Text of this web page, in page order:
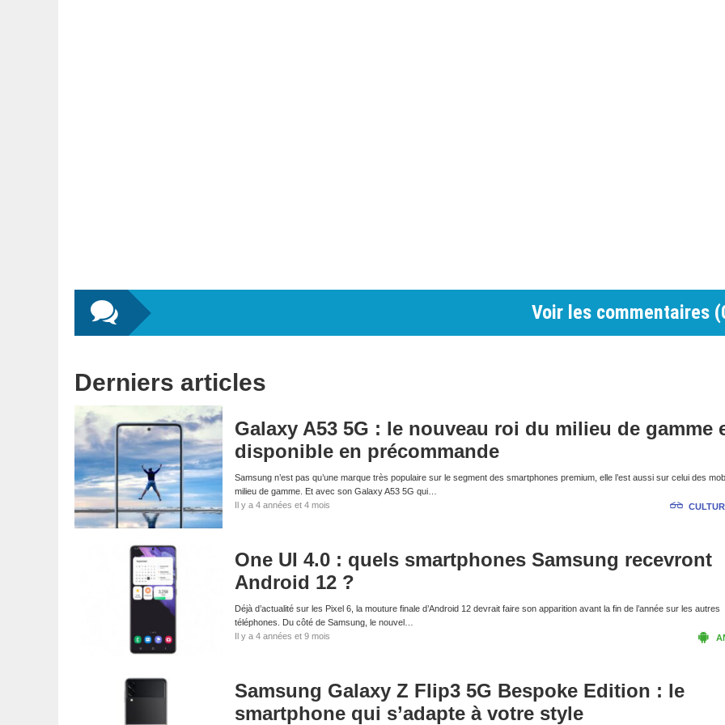
Voir les commentaires (
Derniers articles
Galaxy A53 5G : le nouveau roi du milieu de gamme
disponible en précommande
Samsung n’est pas qu’une marque très populaire sur le segment des smartphones premium, elle l’est aussi sur celui des
milieu de gamme. Et avec son Galaxy A53 5G qui…
Il y a 4 années et 4 mois
One UI 4.0 : quels smartphones Samsung recevront
Android 12 ?
Déjà d’actualité sur les Pixel 6, la mouture finale d’Android 12 devrait faire son apparition avant la fin de l’année sur les autres
téléphones. Du côté de Samsung, le nouvel…
Il y a 4 années et 9 mois
Samsung Galaxy Z Flip3 5G Bespoke Edition : le
smartphone qui s’adapte à votre style